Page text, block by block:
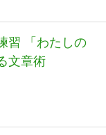
習 「わたしの
文章術